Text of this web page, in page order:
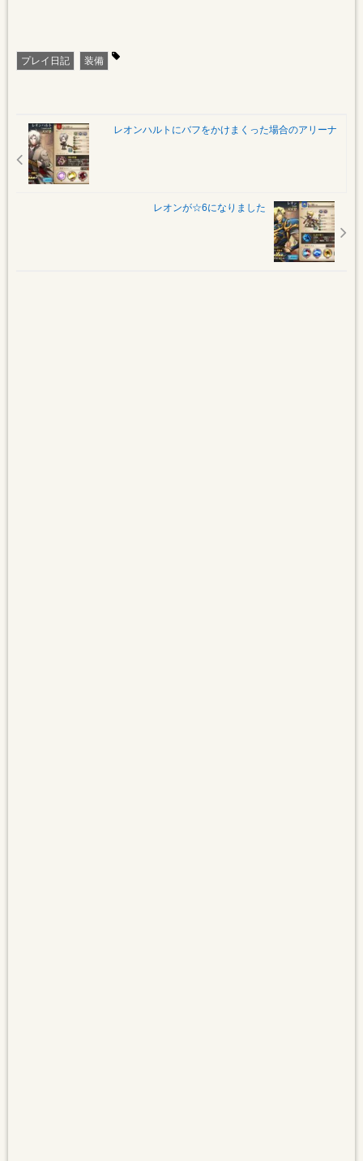
プレイ日記 装備
レオンハルトにバフをかけまくった場合のアリーナ
レオンが☆6になりました